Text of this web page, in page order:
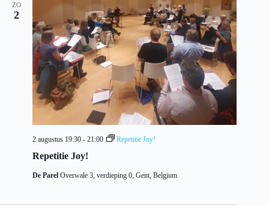
ZO
2
Repetitie Joy!
2 augustus 19:30 - 21:00 Repetitie Joy!
De Parel Overwale 3, verdieping 0, Gent, Belgium